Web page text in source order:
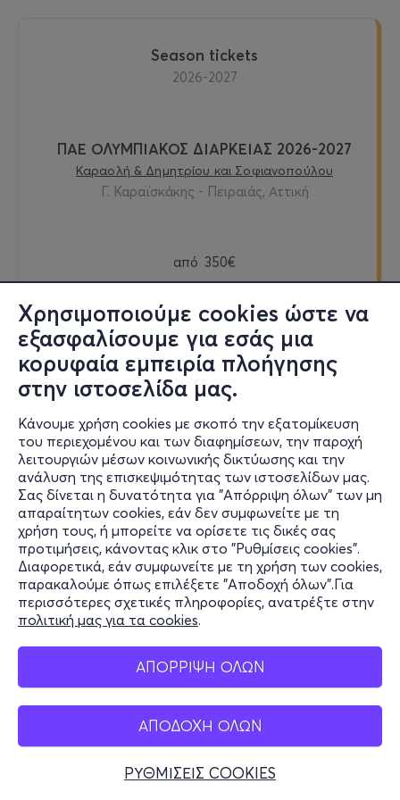
Χρησιμοποιούμε cookies ώστε να
εξασφαλίσουμε για εσάς μια
κορυφαία εμπειρία πλοήγησης
στην ιστοσελίδα μας.
Κάνουμε χρήση cookies με σκοπό την εξατομίκευση
του περιεχομένου και των διαφημίσεων, την παροχή
λειτουργιών μέσων κοινωνικής δικτύωσης και την
ανάλυση της επισκεψιμότητας των ιστοσελίδων μας.
Σας δίνεται η δυνατότητα για "Απόρριψη όλων" των μη
απαραίτητων cookies, εάν δεν συμφωνείτε με τη
χρήση τους, ή μπορείτε να ορίσετε τις δικές σας
προτιμήσεις, κάνοντας κλικ στο "Ρυθμίσεις cookies".
Διαφορετικά, εάν συμφωνείτε με τη χρήση των cookies,
παρακαλούμε όπως επιλέξετε "Αποδοχή όλων".Για
περισσότερες σχετικές πληροφορίες, ανατρέξτε στην
πολιτική μας για τα cookies.
ΑΠΟΡΡΙΨΗ ΟΛΩΝ
ΑΠΟΔΟΧΗ ΟΛΩΝ
ΡΥΘΜΙΣΕΙΣ COOKIES
Season tickets
2026-2027
ΠΑΕ ΟΛΥΜΠΙΑΚΟΣ ΔΙΑΡΚΕΙΑΣ 2026-2027
Καραολή & Δημητρίου και Σοφιανοπούλου
Γ. Καραϊσκάκης - Πειραιάς, Αττική
από 350€
Εισιτήρια